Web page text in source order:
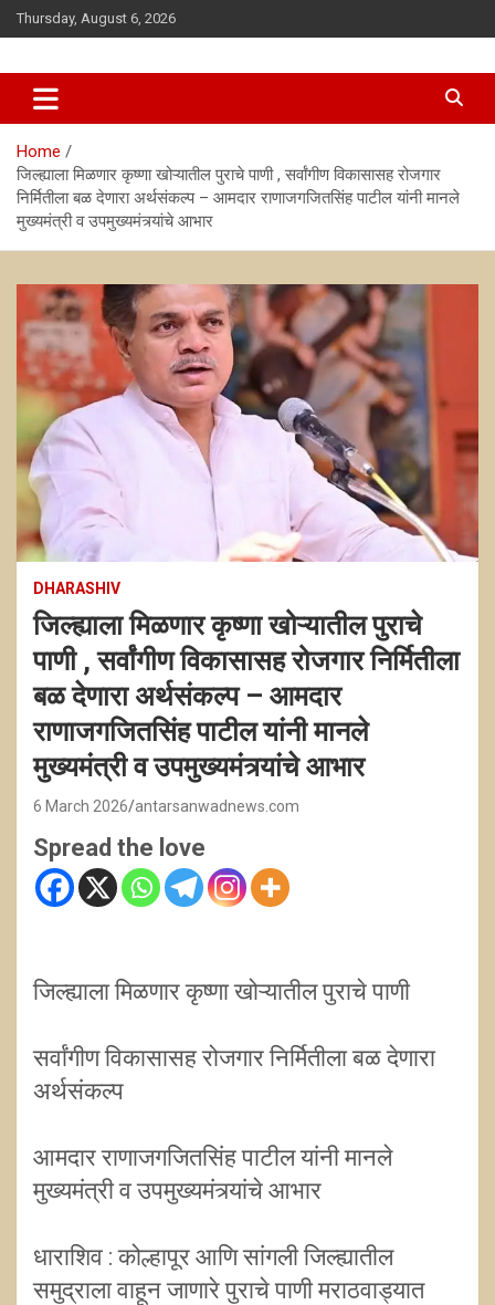
Skip
to
Thursday, August 6, 2026
antarsanwadnews
Home
जिल्ह्याला मिळणार कृष्णा खोऱ्यातील पुराचे पाणी , सर्वांगीण विकासासह रोजगार
निर्मितीला बळ देणारा अर्थसंकल्प – आमदार राणाजगजितसिंह पाटील यांनी मानले
मुख्यमंत्री व उपमुख्यमंत्र्यांचे आभार
DHARASHIV
जिल्ह्याला मिळणार कृष्णा खोऱ्यातील पुराचे
पाणी , सर्वांगीण विकासासह रोजगार निर्मितीला
बळ देणारा अर्थसंकल्प – आमदार
राणाजगजितसिंह पाटील यांनी मानले
मुख्यमंत्री व उपमुख्यमंत्र्यांचे आभार
6 March 2026 antarsanwadnews.com
Spread the love
जिल्ह्याला मिळणार कृष्णा खोऱ्यातील पुराचे पाणी
सर्वांगीण विकासासह रोजगार निर्मितीला बळ देणारा
अर्थसंकल्प
आमदार राणाजगजितसिंह पाटील यांनी मानले
मुख्यमंत्री व उपमुख्यमंत्र्यांचे आभार
धाराशिव : कोल्हापूर आणि सांगली जिल्ह्यातील
समुद्राला वाहून जाणारे पुराचे पाणी मराठवाड्यात